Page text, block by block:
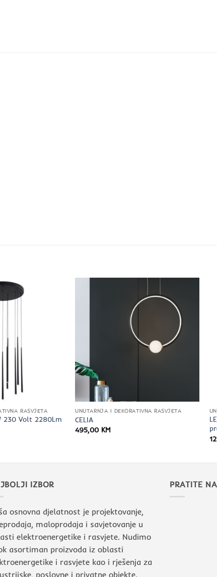
RASVJETA
230 Volt 2280Lm
UNUTARNJA I DEKORATIVNA RASVJETA
CELIA
495,00 KM
IZBOR
osnovna djelatnost je projektovanje,
maloprodaja i savjetovanje u
elektroenergetike i rasvjete. Nudimo
asortiman proizvoda iz oblasti
i rasvjete kao i rješenja za
poslovne i privatne objekte.
PRATITE